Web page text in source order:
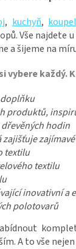
, kuchyň,
Vše najdete
a šijeme na
vybere každý.
produktů,
hodin
textilu
textilu
inovativní a
polotovarů
A to vše nejen